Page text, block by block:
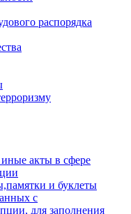
распорядка
акты в сфере
и буклеты
с
для заполнения